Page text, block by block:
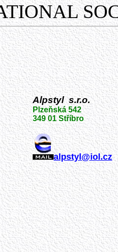
Alpstyl s.r.o.
Plzeňská 542
349 01 Stříbro
alpstyl@iol.cz